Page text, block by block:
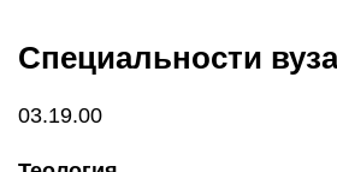
Специальности вуза
03.19.00